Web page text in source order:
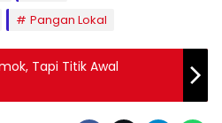
Pangan Lokal
Tapi Titik Awal